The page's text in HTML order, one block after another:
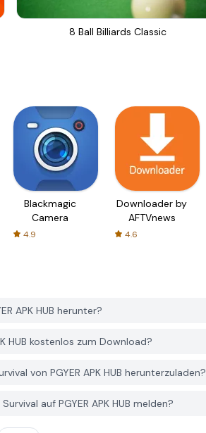
8 Ball Billiards Classic
Blackmagic
Camera
4.9
Downloader by
AFTVnews
4.6
APK HUB herunter?
HUB kostenlos zum Download?
von PGYER APK HUB herunterzuladen?
auf PGYER APK HUB melden?